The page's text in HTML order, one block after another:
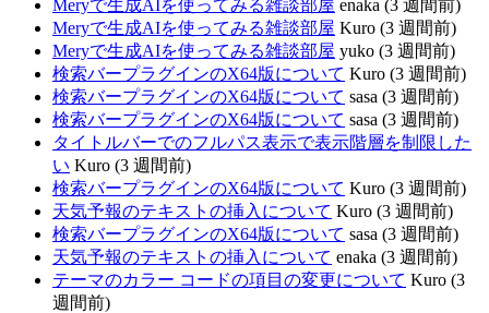
Meryで生成AIを使ってみる雑談部屋 enaka (3 週間前)
Meryで生成AIを使ってみる雑談部屋 Kuro (3 週間前)
Meryで生成AIを使ってみる雑談部屋 yuko (3 週間前)
検索バープラグインのX64版について Kuro (3 週間前)
検索バープラグインのX64版について sasa (3 週間前)
検索バープラグインのX64版について sasa (3 週間前)
タイトルバーでのフルパス表示で表示階層を制限した
い Kuro (3 週間前)
検索バープラグインのX64版について Kuro (3 週間前)
天気予報のテキストの挿入について Kuro (3 週間前)
検索バープラグインのX64版について sasa (3 週間前)
天気予報のテキストの挿入について enaka (3 週間前)
テーマのカラー コードの項目の変更について Kuro (3
週間前)